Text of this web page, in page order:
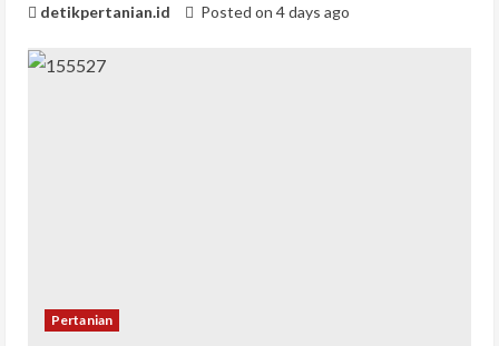
detikpertanian.id Posted on 4 days ago
Pertanian